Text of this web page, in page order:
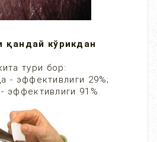
қандай кўрикдан
тури бор:
- эффективлиги 29%;
91%.